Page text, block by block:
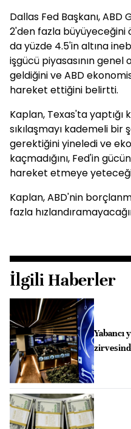
Dallas Fed Başkanı, ABD
2'den fazla büyüyeceğini
da yüzde 4.5'in altına
işgücü piyasasının genel
geldiğini ve ABD
hareket ettiğini belirtti.
Kaplan, Texas'ta yaptığı
sıkılaşmayı kademeli
gerektiğini yineledi ve
kaçmadığını, Fed'in
hareket etmeye
Kaplan, ABD'nin
fazla
İlgili Haberler
Yabancı